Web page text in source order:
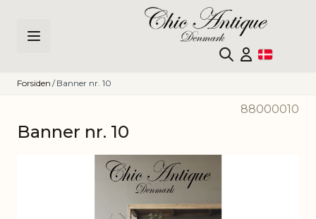
Forsiden / Banner nr. 10
88000010
Banner nr. 10
Click to view image in fullscreen